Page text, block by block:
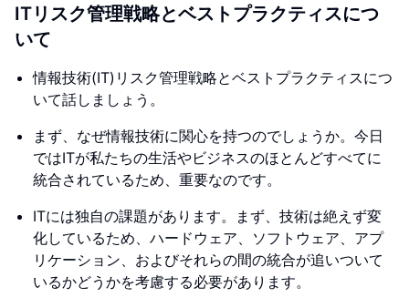
ITリスク管理戦略とベストプラクティスにつ
いて
情報技術(IT)リスク管理戦略とベストプラクティスにつ
いて話しましょう。
まず、なぜ情報技術に関心を持つのでしょうか。今日
ではITが私たちの生活やビジネスのほとんどすべてに
統合されているため、重要なのです。
ITには独自の課題があります。まず、技術は絶えず変
化しているため、ハードウェア、ソフトウェア、アプ
リケーション、およびそれらの間の統合が追いついて
いるかどうかを考慮する必要があります。